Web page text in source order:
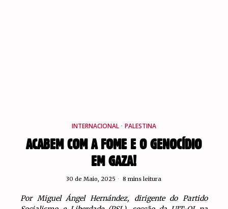
INTERNACIONAL · PALESTINA
ACABEM COM A FOME E O GENOCÍDIO
EM GAZA!
30 de Maio, 2025 8 mins leitura
Por Miguel Ángel Hernández, dirigente do Partido